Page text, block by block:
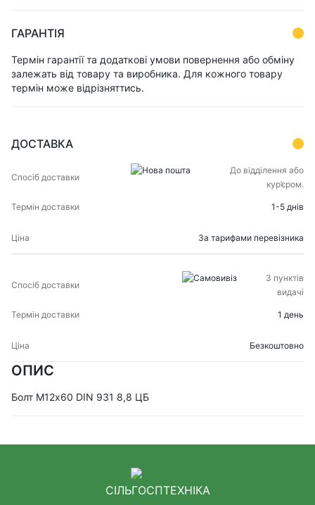
ГАРАНТІЯ
Термін гарантії та додаткові умови повернення або обміну
залежать від товару та виробника. Для кожного товару
термін може відрізняттись.
ОПИС
Болт М12х60 DIN 931 8,8 ЦБ
ДОСТАВКА
ДОСТАВКИДОСТАВКИ
До відділення або
кур’єром.
1-5 днів
За тарифами перевізника
З пунктів
видачі
1 день
Безкоштовно
СІЛЬГОСПТЕХНІКА